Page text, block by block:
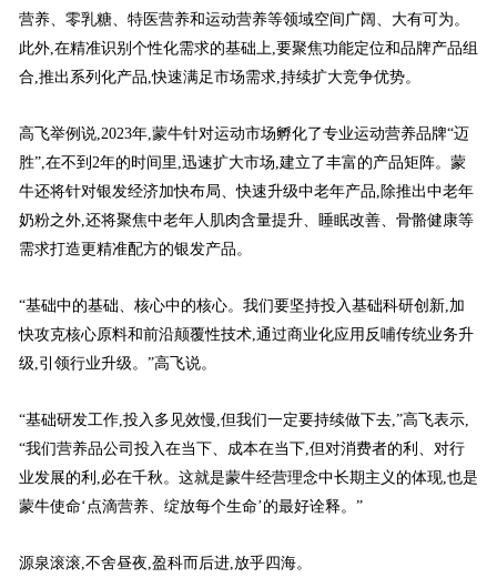
营养、零乳糖、特医营养和运动营养等领域空间广阔、大有可为。
此外,在精准识别个性化需求的基础上,要聚焦功能定位和品牌产品组
合,推出系列化产品,快速满足市场需求,持续扩大竞争优势。
高飞举例说,2023年,蒙牛针对运动市场孵化了专业运动营养品牌“迈
胜”,在不到2年的时间里,迅速扩大市场,建立了丰富的产品矩阵。蒙
牛还将针对银发经济加快布局、快速升级中老年产品,除推出中老年
奶粉之外,还将聚焦中老年人肌肉含量提升、睡眠改善、骨骼健康等
需求打造更精准配方的银发产品。
“基础中的基础、核心中的核心。我们要坚持投入基础科研创新,加
快攻克核心原料和前沿颠覆性技术,通过商业化应用反哺传统业务升
级,引领行业升级。”高飞说。
“基础研发工作,投入多见效慢,但我们一定要持续做下去,”高飞表示,
“我们营养品公司投入在当下、成本在当下,但对消费者的利、对行
业发展的利,必在千秋。这就是蒙牛经营理念中长期主义的体现,也是
蒙牛使命‘点滴营养、绽放每个生命’的最好诠释。”
源泉滚滚,不舍昼夜,盈科而后进,放乎四海。